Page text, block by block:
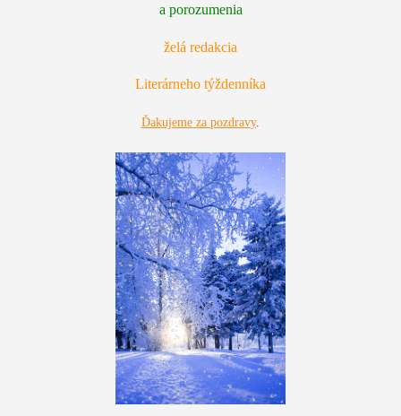
a porozumenia
želá redakcia
Literárneho týždenníka
Ďakujeme za pozdravy.